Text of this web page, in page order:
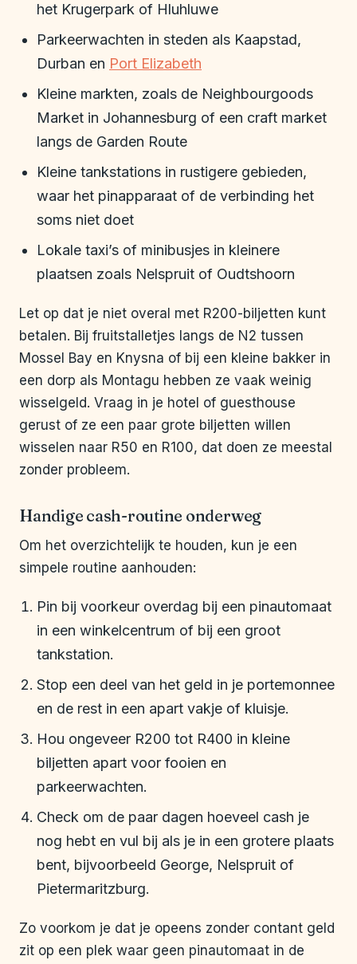
het Krugerpark of Hluhluwe
Parkeerwachten in steden als Kaapstad,
Durban en Port Elizabeth
Kleine markten, zoals de Neighbourgoods
Market in Johannesburg of een craft market
langs de Garden Route
Kleine tankstations in rustigere gebieden,
waar het pinapparaat of de verbinding het
soms niet doet
Lokale taxi’s of minibusjes in kleinere
plaatsen zoals Nelspruit of Oudtshoorn
Let op dat je niet overal met R200-biljetten kunt
betalen. Bij fruitstalletjes langs de N2 tussen
Mossel Bay en Knysna of bij een kleine bakker in
een dorp als Montagu hebben ze vaak weinig
wisselgeld. Vraag in je hotel of guesthouse
gerust of ze een paar grote biljetten willen
wisselen naar R50 en R100, dat doen ze meestal
zonder probleem.
Handige cash-routine onderweg
Om het overzichtelijk te houden, kun je een
simpele routine aanhouden:
Pin bij voorkeur overdag bij een pinautomaat
in een winkelcentrum of bij een groot
tankstation.
Stop een deel van het geld in je portemonnee
en de rest in een apart vakje of kluisje.
Hou ongeveer R200 tot R400 in kleine
biljetten apart voor fooien en
parkeerwachten.
Check om de paar dagen hoeveel cash je
nog hebt en vul bij als je in een grotere plaats
bent, bijvoorbeeld George, Nelspruit of
Pietermaritzburg.
Zo voorkom je dat je opeens zonder contant geld
zit op een plek waar geen pinautomaat in de